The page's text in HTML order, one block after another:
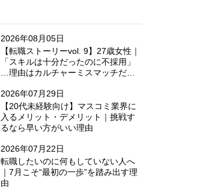
2026年08月05日
【転職ストーリーvol. 9】27歳女性｜
「スキルは十分だったのに不採用」
…理由はカルチャーミスマッチだっ
2026年07月29日
【20代未経験向け】マスコミ業界に
入るメリット・デメリット｜挑戦す
るなら早い方がいい理由
2026年07月22日
転職したいのに何もしていない人へ
｜7月こそ“最初の一歩”を踏み出す理
由